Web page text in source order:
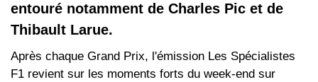
entouré notamment de Charles Pic et de
Thibault Larue.
Après chaque Grand Prix, l'émission Les Spécialistes
F1 revient sur les moments forts du week-end sur